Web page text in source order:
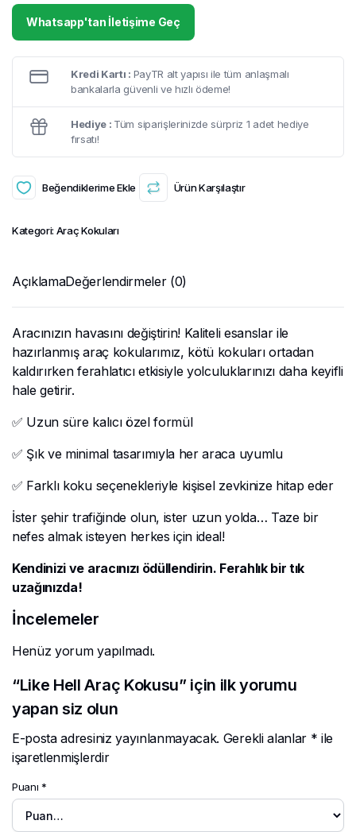
Whatsapp'tan İletişime Geç
Kredi Kartı : PayTR alt yapısı ile tüm anlaşmalı
bankalarla güvenli ve hızlı ödeme!
Hediye : Tüm siparişlerinizde sürpriz 1 adet hediye
fırsatı!
Beğendiklerime Ekle Ürün Karşılaştır
Kategori: Araç Kokuları
AçıklamaDeğerlendirmeler (0)
Aracınızın havasını değiştirin! Kaliteli esanslar ile
hazırlanmış araç kokularımız, kötü kokuları ortadan
kaldırırken ferahlatıcı etkisiyle yolculuklarınızı daha keyifli
hale getirir.
✅ Uzun süre kalıcı özel formül
✅ Şık ve minimal tasarımıyla her araca uyumlu
✅ Farklı koku seçenekleriyle kişisel zevkinize hitap eder
İster şehir trafiğinde olun, ister uzun yolda… Taze bir
nefes almak isteyen herkes için ideal!
Kendinizi ve aracınızı ödüllendirin. Ferahlık bir tık
uzağınızda!
İncelemeler
Henüz yorum yapılmadı.
“Like Hell Araç Kokusu” için ilk yorumu
yapan siz olun
E-posta adresiniz yayınlanmayacak. Gerekli alanlar * ile
işaretlenmişlerdir
Puanı *